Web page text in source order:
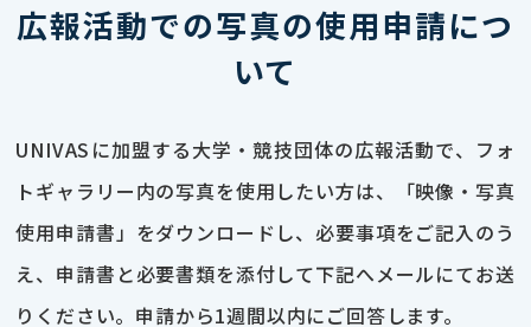
広報活動での写真の使用申請につ
いて
UNIVASに加盟する大学・競技団体の広報活動で、フォ
トギャラリー内の写真を使用したい方は、「映像・写真
使用申請書」をダウンロードし、必要事項をご記入のう
え、申請書と必要書類を添付して下記へメールにてお送
りください。申請から1週間以内にご回答します。